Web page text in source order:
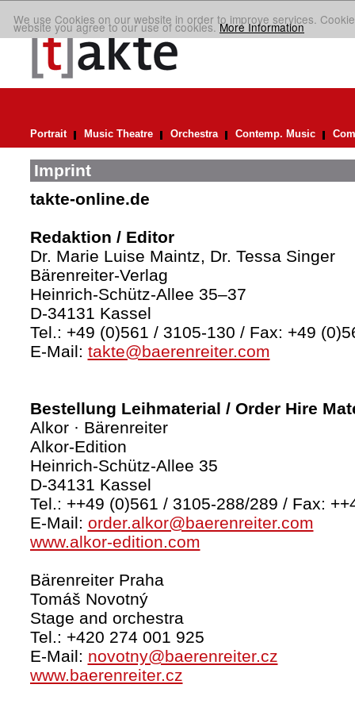
We use Cookies on our website in order to improve services.
website you agree to our use of cookies.More Information
Portrait Music Theatre Orchestra Contemp. Music
Imprint
takte-online.de
Redaktion / Editor
Dr. Marie Luise Maintz, Dr. Tessa Singer
Bärenreiter-Verlag
Heinrich-Schütz-Allee 35–37
D-34131 Kassel
Tel.: +49 (0)561 / 3105-130 / Fax: +49
E-Mail: takte@baerenreiter.com
Bestellung Leihmaterial / Order Hire
Alkor · Bärenreiter
Alkor-Edition
Heinrich-Schütz-Allee 35
D-34131 Kassel
Tel.: ++49 (0)561 / 3105-288/289 / Fax:
E-Mail: order.alkor@baerenreiter.com
www.alkor-edition.com
Bärenreiter Praha
Tomáš Novotný
Stage and orchestra
Tel.: +420 274 001 925
E-Mail: novotny@baerenreiter.cz
www.baerenreiter.cz